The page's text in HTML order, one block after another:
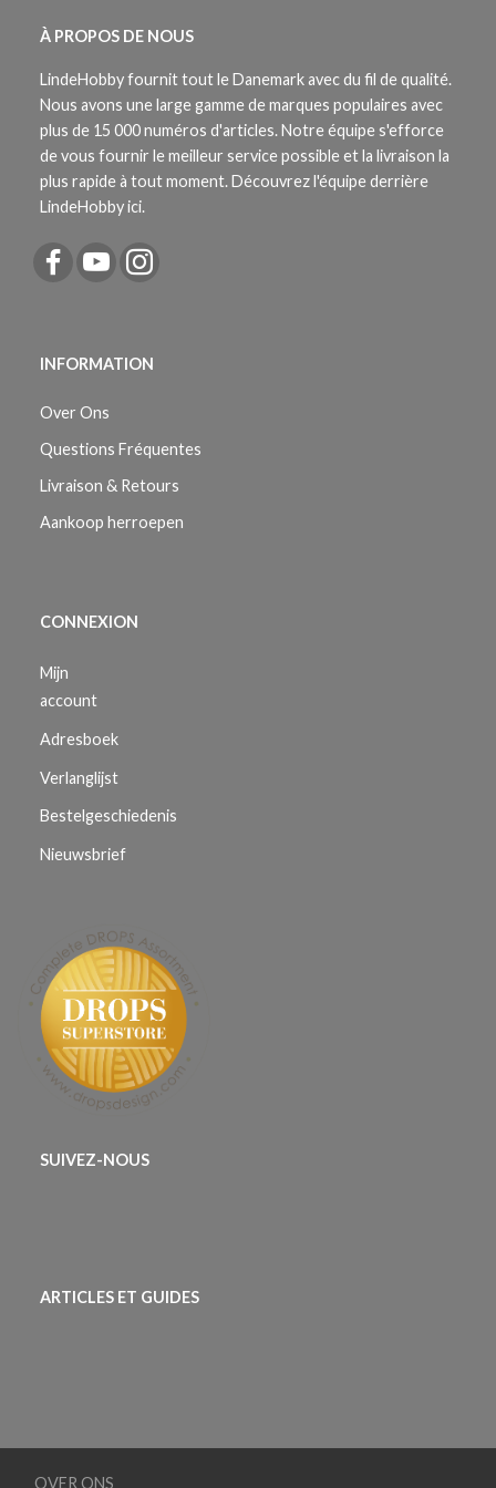
À PROPOS DE NOUS
LindeHobby fournit tout le Danemark avec du fil de qualité.
Nous avons une large gamme de marques populaires avec
plus de 15 000 numéros d'articles. Notre équipe s'efforce
de vous fournir le meilleur service possible et la livraison la
plus rapide à tout moment. Découvrez l'équipe derrière
LindeHobby ici.
INFORMATION
Over Ons
Questions Fréquentes
Livraison & Retours
Aankoop herroepen
CONNEXION
Mijn
account
Adresboek
Verlanglijst
Bestelgeschiedenis
Nieuwsbrief
SUIVEZ-NOUS
ARTICLES ET GUIDES
OVER ONS